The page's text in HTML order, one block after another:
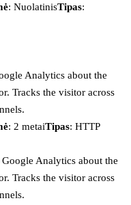
: NuolatinisTipas:
Analytics about the
Tracks the visitor across
: 2 metaiTipas: HTTP
Analytics about the
Tracks the visitor across